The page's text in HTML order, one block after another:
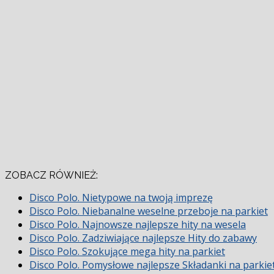
ZOBACZ RÓWNIEŻ:
Disco Polo. Nietypowe na twoją imprezę
Disco Polo. Niebanalne weselne przeboje na parkiet
Disco Polo. Najnowsze najlepsze hity na wesela
Disco Polo. Zadziwiające najlepsze Hity do zabawy
Disco Polo. Szokujące mega hity na parkiet
Disco Polo. Pomysłowe najlepsze Składanki na